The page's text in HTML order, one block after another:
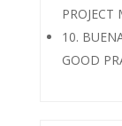
PROJECT
10.
GOOD